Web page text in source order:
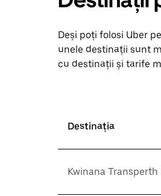
Deși poți folosi Uber
unele destinații sunt
cu destinații și tarife
Destinația
Kwinana Transperth